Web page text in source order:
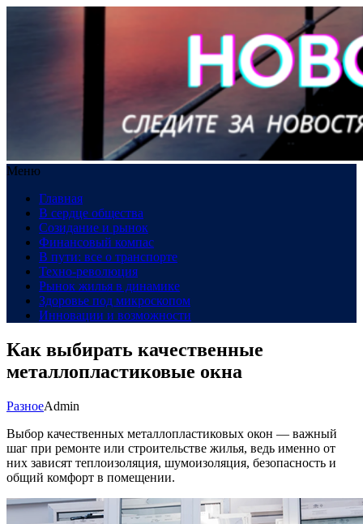
Меню
Главная
В сердце общества
Созидание и рынок
Финансовый компас
В пути: все о транспорте
Техно-революция
Рынок жилья в динамике
Здоровье под микроскопом
Инновации и возможности
Как выбирать качественные
металлопластиковые окна
РазноеAdmin
Выбор качественных металлопластиковых окон — важный
шаг при ремонте или строительстве жилья, ведь именно от
них зависят теплоизоляция, шумоизоляция, безопасность и
общий комфорт в помещении.